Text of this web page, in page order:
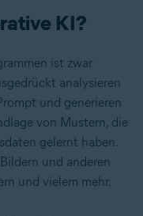
KI?
ist zwar
analysieren
und generieren
von Mustern, die
gelernt haben.
und anderen
und vielem mehr.